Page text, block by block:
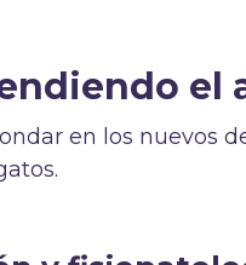
el
en los nuevos